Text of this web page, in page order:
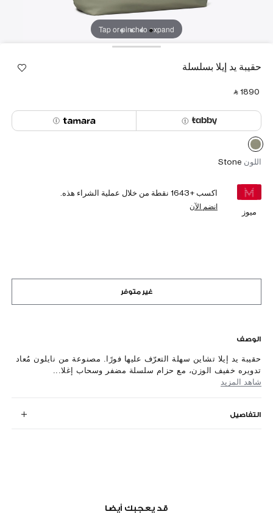
Tap or pinch to expand
حقيبة يد إيلا بسلسلة
‎ ⃁ ⁦1890⁩ ‎
اللون Stone
ميوز
اكسب +1643 نقطة من خلال عملية الشراء هذه.
انضم الآن
غير متوفر
الوصف
حقيبة يد إيلا تشاين سهلة التعرّف عليها فورًا. مصنوعة من نايلون مُعاد
تدويره خفيف الوزن، مع حزام سلسلة مضفر وسحاب إغلا...
شاهد المزيد
التفاصيل
قد يعجبك أيضا